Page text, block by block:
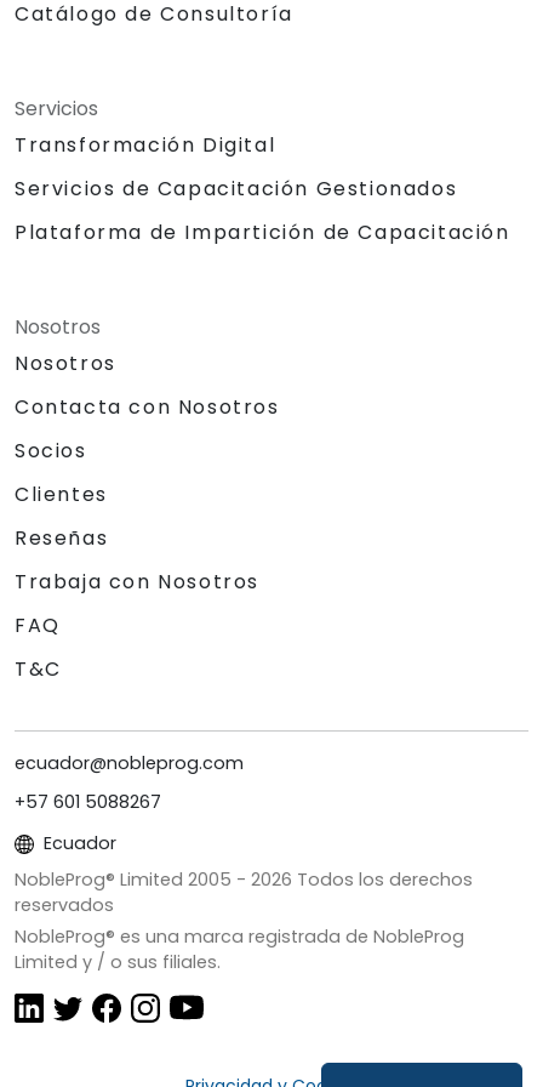
Catálogo de Consultoría
Servicios
Transformación Digital
Servicios de Capacitación Gestionados
Plataforma de Impartición de Capacitación
Nosotros
Nosotros
Contacta con Nosotros
Socios
Clientes
Reseñas
Trabaja con Nosotros
FAQ
T&C
ecuador@nobleprog.com
+57 601 5088267
Ecuador
NobleProg® Limited 2005 - 2026 Todos los derechos
reservados
NobleProg® es una marca registrada de NobleProg
Limited y / o sus filiales.